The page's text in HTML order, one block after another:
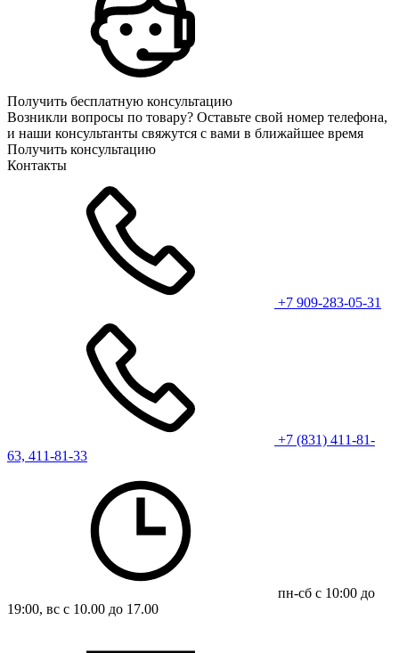
Получить бесплатную консультацию
Возникли вопросы по товару? Оставьте свой номер телефона,
и наши консультанты свяжутся с вами в ближайшее время
Получить консультацию
Контакты
+7 909-283-05-31
+7 (831) 411-81-
63, 411-81-33
пн-сб с 10:00 до
19:00, вс с 10.00 до 17.00